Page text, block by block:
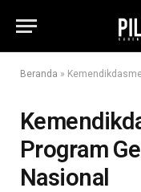
Beranda »
Program
Nasional